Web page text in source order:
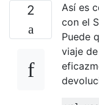
2
Así es
con el
Puede
viaje